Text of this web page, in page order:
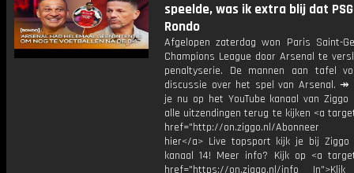
speelde, was ik extra blij dat
Rondo
Afgelopen zaterdag won Paris Saint-
Champions League door Arsenal te
penaltyserie. De mannen aan tafel
discussie over het spel van Arsenal. ↠
je nu op het YouTube kanaal van
alle uitzendingen terug te kijken <a
href="http://on.ziggo.nl/
hier</a> Live topsport kijk je bij
kanaal 14! Meer info? Kijk op <a
href="https://on.ziggo.nl/info